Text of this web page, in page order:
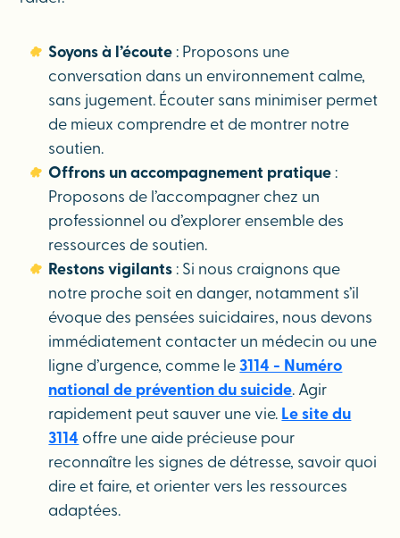
Soyons à l’écoute : Proposons une
conversation dans un environnement calme,
sans jugement. Écouter sans minimiser permet
de mieux comprendre et de montrer notre
soutien.
Offrons un accompagnement pratique :
Proposons de l’accompagner chez un
professionnel ou d’explorer ensemble des
ressources de soutien.
Restons vigilants : Si nous craignons que
notre proche soit en danger, notamment s’il
évoque des pensées suicidaires, nous devons
immédiatement contacter un médecin ou une
ligne d’urgence, comme le3114 - Numéro
national de prévention du suicide. Agir
rapidement peut sauver une vie. Le site du
3114 offre une aide précieuse pour
reconnaître les signes de détresse, savoir quoi
dire et faire, et orienter vers les ressources
adaptées.